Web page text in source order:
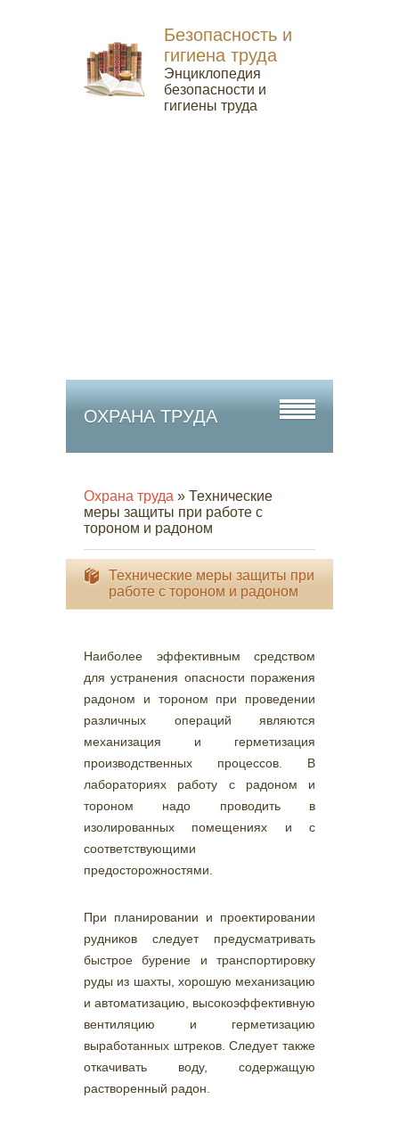
Безопасность и
гигиена труда
Энциклопедия
безопасности и
гигиены труда
ОХРАНА ТРУДА
Охрана труда » Технические
меры защиты при работе с
тороном и радоном
Технические меры защиты при
работе с тороном и радоном
Наиболее эффективным средством
для устранения опасности поражения
радоном и тороном при проведении
различных операций являются
механизация и герметизация
производственных процессов. В
лабораториях работу с радоном и
тороном надо проводить в
изолированных помещениях и с
соответствующими
предосторожностями.
При планировании и проектировании
рудников следует предусматривать
быстрое бурение и транспортировку
руды из шахты, хорошую механизацию
и автоматизацию, высокоэффективную
вентиляцию и герметизацию
выработанных штреков. Следует также
откачивать воду, содержащую
растворенный радон.